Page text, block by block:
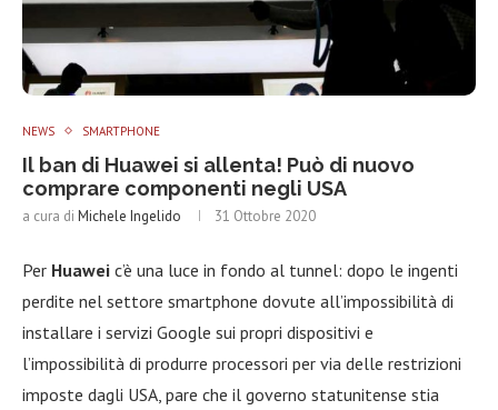
NEWS SMARTPHONE
Il ban di Huawei si allenta! Può di nuovo
comprare componenti negli USA
a cura di Michele Ingelido 31 Ottobre 2020
Per Huawei c’è una luce in fondo al tunnel: dopo le ingenti
perdite nel settore smartphone dovute all’impossibilità di
installare i servizi Google sui propri dispositivi e
l’impossibilità di produrre processori per via delle restrizioni
imposte dagli USA, pare che il governo statunitense stia